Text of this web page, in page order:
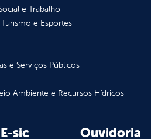
e Trabalho
e Esportes
e Serviços Públicos
Ambiente e Recursos Hídricos
E-sic Ouvidoria